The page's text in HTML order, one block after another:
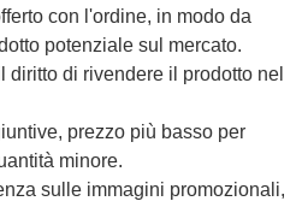
con l'ordine, in modo da
potenziale sul mercato.
diritto di rivendere il prodotto nel
prezzo più basso per
minore.
sulle immagini promozionali,